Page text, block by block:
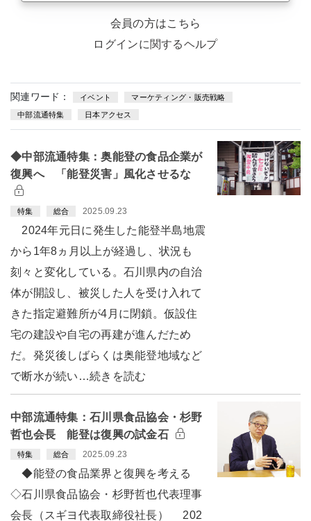
会員の方はこちら
ログインに関するヘルプ
関連ワード： イベント マーケティング・販売戦略
中部流通特集 日本アクセス
◆中部流通特集：奥能登の食品企業が
復興へ 「能登災害」風化させるな
特集 総合 2025.09.23
2024年元日に発生した能登半島地震
から1年8ヵ月以上が経過し、状況も
刻々と変化している。石川県内の自治
体が開設し、被災した人を受け入れて
きた指定避難所が4月に閉鎖。仮設住
宅の建設や自宅の再建が進んだため
だ。発災後しばらくは奥能登地域など
で断水が続い…続きを読む
中部流通特集：石川県食品協会・杉野
哲也会長 能登は復興の試金石
特集 総合 2025.09.23
◆能登の食品業界と復興を考える
◇石川県食品協会・杉野哲也代表理事
会長（スギヨ代表取締役社長） 202